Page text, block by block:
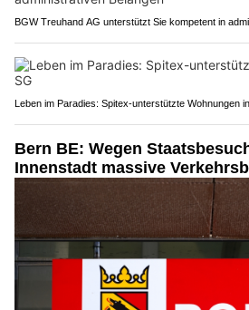
BGW Treuhand AG unterstützt Sie kompetent in
Leben im Paradies: Spitex-unterstützte Wohnungen
Bern BE: Wegen
Innenstadt massive